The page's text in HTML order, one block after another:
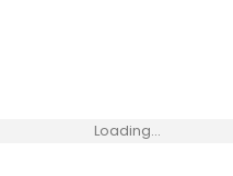
Loading...